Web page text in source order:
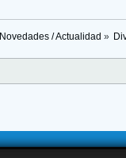
Novedades / Actualidad »